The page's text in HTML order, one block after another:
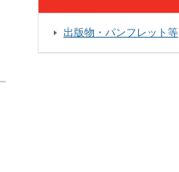
出版物・パンフレット等